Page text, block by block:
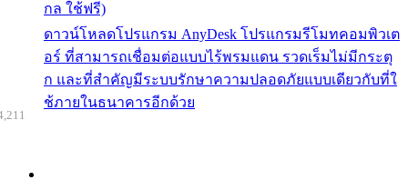
กล ใช้ฟรี)
ดาวน์โหลดโปรแกรม AnyDesk โปรแกรมรีโมทคอมพิวเต
อร์ ที่สามารถเชื่อมต่อแบบไร้พรมแดน รวดเร็มไม่มีกระตุ
ก และที่สำคัญมีระบบรักษาความปลอดภัยแบบเดียวกับที่ใ
ช้ภายในธนาคารอีกด้วย